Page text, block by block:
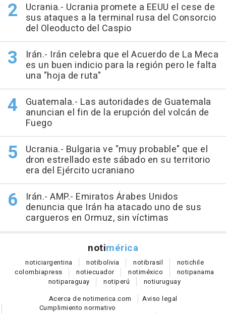
Ucrania.- Ucrania promete a EEUU el cese de
sus ataques a la terminal rusa del Consorcio
del Oleoducto del Caspio
Irán.- Irán celebra que el Acuerdo de La Meca
es un buen indicio para la región pero le falta
una "hoja de ruta"
Guatemala.- Las autoridades de Guatemala
anuncian el fin de la erupción del volcán de
Fuego
Ucrania.- Bulgaria ve "muy probable" que el
dron estrellado este sábado en su territorio
era del Ejército ucraniano
Irán.- AMP.- Emiratos Árabes Unidos
denuncia que Irán ha atacado uno de sus
cargueros en Ormuz, sin víctimas
notimérica
noticiargentina notibolivia notibrasil notichile
colombiapress notiecuador notiméxico notipanama
notiparaguay notiperú notiuruguay
Acerca de notimerica.com
Aviso legal
Cumplimiento normativo